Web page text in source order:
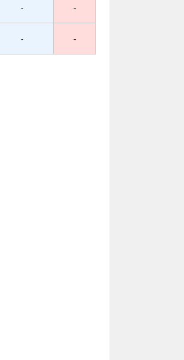
- -
- -